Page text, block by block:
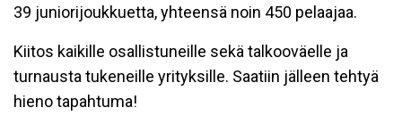
39 juniorijoukkuetta, yhteensä noin 450 pelaajaa.
Kiitos kaikille osallistuneille sekä talkooväelle ja
turnausta tukeneille yrityksille. Saatiin jälleen tehtyä
hieno tapahtuma!